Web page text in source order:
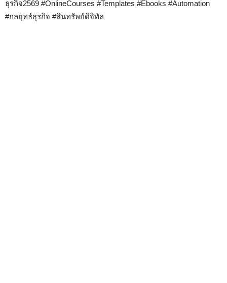
ธุรกิจ2569 #OnlineCourses #Templates #Ebooks #Automation
#กลยุทธ์ธุรกิจ #สินทรัพย์ดิจิทัล